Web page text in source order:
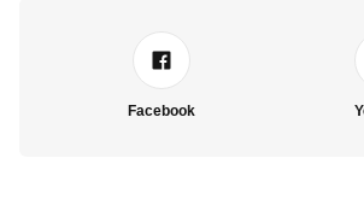
Facebook